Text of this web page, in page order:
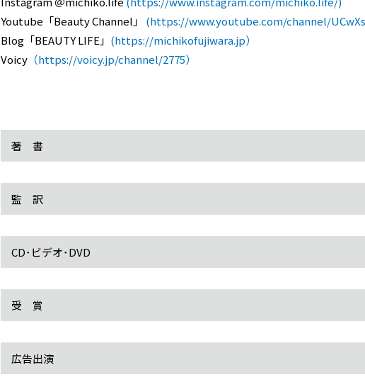
Youtube「Beauty Channel」 (https://www.youtube.com/channel/
Blog「BEAUTY LIFE」 (https://michikofujiwara.jp）
Voicy （https://voicy.jp/channel/2775）
著 書
監 訳
CD･ビデオ･DVD
受 賞
広告出演